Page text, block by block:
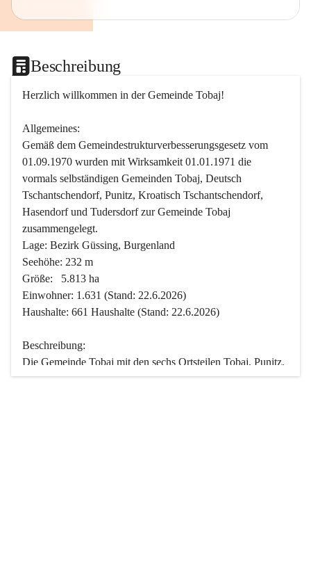
Beschreibung
Herzlich willkommen in der Gemeinde Tobaj!
Allgemeines:
Gemäß dem Gemeindestrukturverbesserungsgesetz vom
01.09.1970 wurden mit Wirksamkeit 01.01.1971 die
vormals selbständigen Gemeinden Tobaj, Deutsch
Tschantschendorf, Punitz, Kroatisch Tschantschendorf,
Hasendorf und Tudersdorf zur Gemeinde Tobaj
zusammengelegt.
Lage: Bezirk Güssing, Burgenland
Seehöhe: 232 m
Größe:   5.813 ha
Einwohner: 1.631 (Stand: 22.6.2026)
Haushalte: 661 Haushalte (Stand: 22.6.2026)
Beschreibung:
Die Gemeinde Tobaj mit den sechs Ortsteilen Tobaj, Punitz,
Deutsch Tschantschendorf, Kroatisch Tschantschendorf,